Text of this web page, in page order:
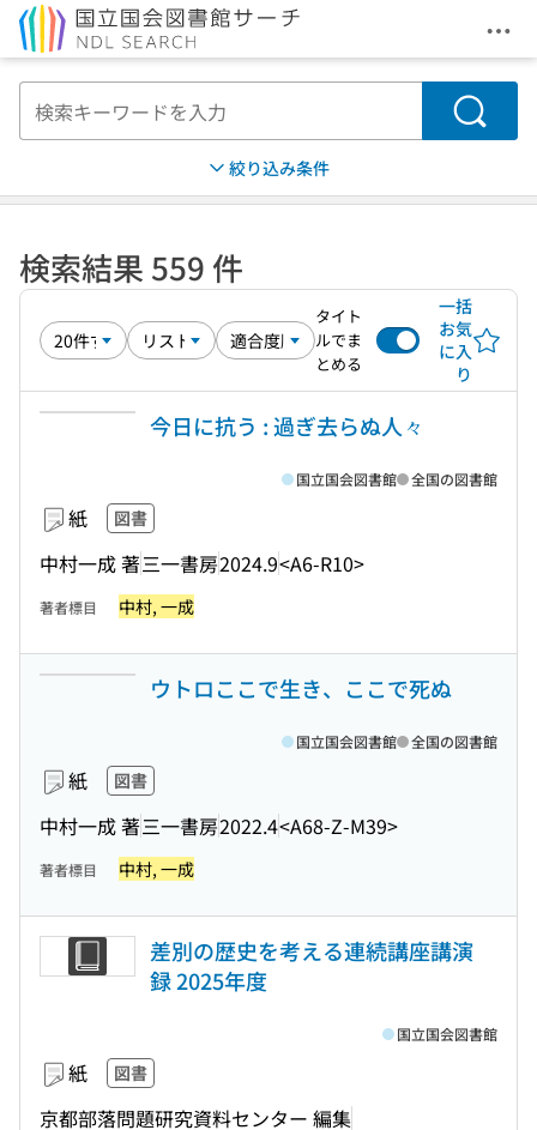
メ
検索
絞り込み条件
検索結果 559 件
タイト
ルでま
とめる
一括
お気
に入
り
今日に抗う : 過ぎ去らぬ人々
紙 図書
中村一成 著三一書房2024.9<A6-R10>
国立国会図書館 全国の図書館
著者標目 中村, 一成
ウトロここで生き、ここで死ぬ
紙 図書
中村一成 著三一書房2022.4<A68-Z-M39>
国立国会図書館 全国の図書館
著者標目 中村, 一成
差別の歴史を考える連続講座講演
録 2025年度
紙 図書
京都部落問題研究資料センター 編集
国立国会図書館